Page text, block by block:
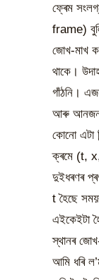
ফ্ৰেম
frame)
জোখ-মাখ
থাকে।
গাঁঠনি।
আৰু আনজন
কোনো এটা
ক্ৰমে (t,
দুইধৰণৰ
t হৈছে
এইকেইটা
স্থানৰ
আমি ধৰি